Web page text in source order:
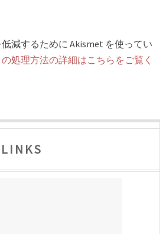
減するために Akismet を使ってい
処理方法の詳細はこちらをご覧く